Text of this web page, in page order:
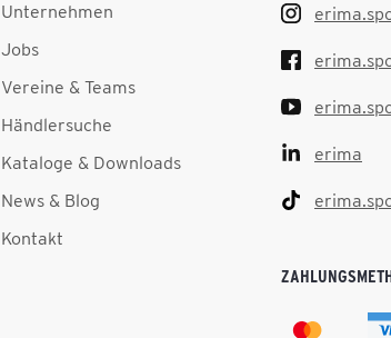
Unternehmen
Jobs
Vereine & Teams
Händlersuche
Kataloge & Downloads
News & Blog
Kontakt
erima